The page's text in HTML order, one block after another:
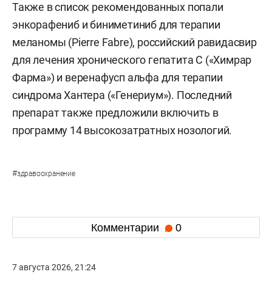
Также в список рекомендованных попали
энкорафениб и биниметиниб для терапии
меланомы (Pierre Fabre), российский равидасвир
для лечения хронического гепатита С («Химрар
Фарма») и веренафусп альфа для терапии
синдрома Хантера («Генериум»). Последний
препарат также предложили включить в
программу 14 высокозатратных нозологий.
#здравоохранение
Комментарии 0
7 августа 2026, 21:24